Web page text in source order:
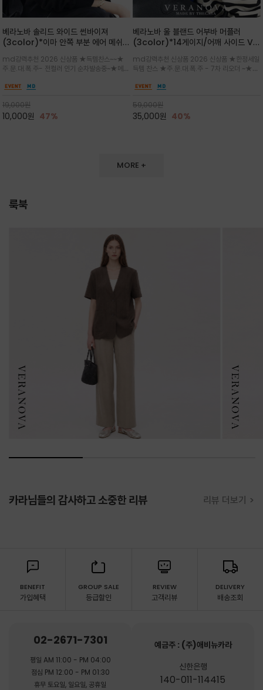
베라노바 솔리드 와이드 썬바이져
(3color)*이마 안쪽 부분 에어 메쉬
노바 심볼 전사 인쇄(Transfer
Printing)뒷밴딩으로 사이즈 조절이 가
능해 누구나 안정적으로 착용
md강력추천 2026 신상품 ★득템찬스~~★
주.문.대.폭.주- 전컬러 인기 순차발송중~★메쉬
일 보송보송한 스킨케어 핏(Skin-care fit)을
프,여행까지~~
19,000원
10,000원 47%
베라노바 울 블랜드 어부바 머플러
(3color)*14게이지/어깨 사이드 VN
잡는 감각적인 레이어드 니트 어부바숄/
뒷면의 은은한 V자 조직감과 부드러운
터치감으로 완성도를 높였으며, 단조로
md강력추천 신상품 2026 신상품 ★한정세일
득템 찬스 ★주.문.대.폭.주 - 7차 리오더 ~★셔
인트를 주기 좋으며, 소매 끝단에 위치한 실버
스러움을 동시에
59,000원
35,000원 40%
MORE +
룩북
카라님들의 감사하고 소중한 리뷰 리뷰 더보기 >
BENEFIT
가입혜택
GROUP SALE
등급할인
REVIEW
고객리뷰
DELIVERY
배송조회
02-2671-7301
평일 AM 11:00 - PM 04:00
점심 PM 12:00 - PM 01:30
휴무 토요일, 일요일, 공휴일
예금주 : (주)애비뉴카라
신한은행
140-011-114415